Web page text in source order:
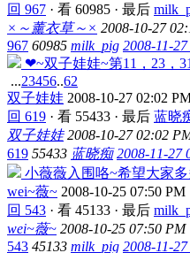
回 967 · 看 60985 · 最后
×～薰衣草～× 2008-10-27
967 60985 milk_pig 2008-11-
❤~双子娃娃~第11，23，
...23456..62
双子娃娃 2008-10-27 02:02
回 619 · 看 55433 · 最后 蓝晓
双子娃娃 2008-10-27 02:02
619 55433 蓝晓痴 2008-11-27
小薇薇入围咯~希望大家
wei~薇~ 2008-10-25 07:50 PM
回 543 · 看 45133 · 最后
wei~薇~ 2008-10-25 07:50 PM
543 45133 milk_pig 2008-11-